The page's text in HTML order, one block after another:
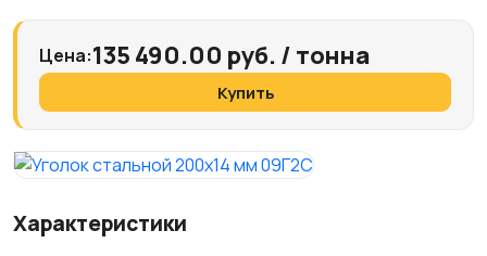
Цена:135 490.00 руб. / тонна
Купить
Характеристики